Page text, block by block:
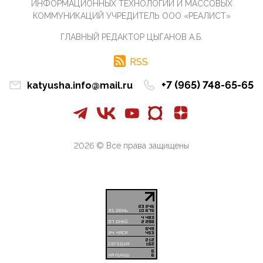
Те, кто стоят за массовым завозом в Россию
инокультурных мигрантов, в общем-то понимают,
Благодаря знакомым, стали известны подробности
истории с белгородскими "Орланами",которые
Снова о главном на фронте. Противник вновь
захватил "малое небо" на украинском ТВД.
08:05, 09 Апреля 2026
А пока армия нашей многонациональной страны
продолжает сражаться с Украиной, где людей
В понедельник Совет Госдумы приступит к
ИНФОРМАЦИОННЫХ ТЕХНОЛОГИЙ И МАССОВЫХ
КОММУНИКАЦИЙ УЧРЕДИТЕЛЬ ООО «РЕАЛИСТ»
ГЛАВНЫЙ РЕДАКТОР ЦЫГАНОВ А.Б.
RSS
katyusha.info@mail.ru +7 (965) 748-65-65
2026 © Все права защищены